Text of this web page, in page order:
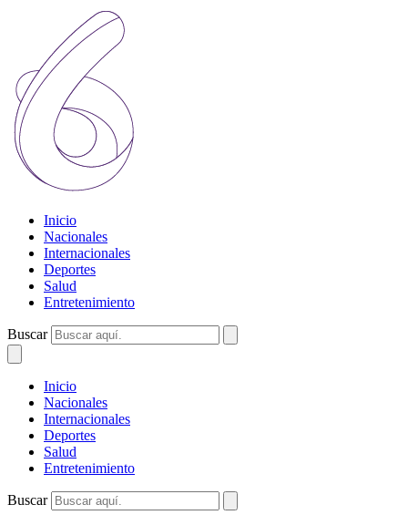
Inicio
Nacionales
Internacionales
Deportes
Salud
Entretenimiento
Buscar
Inicio
Nacionales
Internacionales
Deportes
Salud
Entretenimiento
Buscar